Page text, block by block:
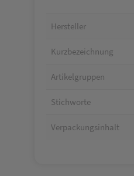
Hersteller
Kurzbezeichnung
Artikelgruppen
Stichworte
Verpackungsinhalt